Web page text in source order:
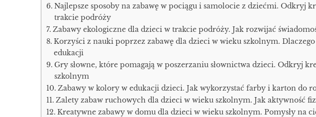
Najlepsze sposoby na zabawę w pociągu i samolocie z dziećmi. Odkryj
trakcie podróży
Zabawy ekologiczne dla dzieci w trakcie podróży. Jak rozwijać
Korzyści z nauki poprzez zabawę dla dzieci w wieku szkolnym.
edukacji
Gry słowne, które pomagają w poszerzaniu słownictwa dzieci. Odkryj
szkolnym
Zabawy w kolory w edukacji dzieci. Jak wykorzystać farby i karton do
Zalety zabaw ruchowych dla dzieci w wieku szkolnym. Jak aktywność
Kreatywne zabawy w domu dla dzieci w wieku szkolnym. Pomysły na